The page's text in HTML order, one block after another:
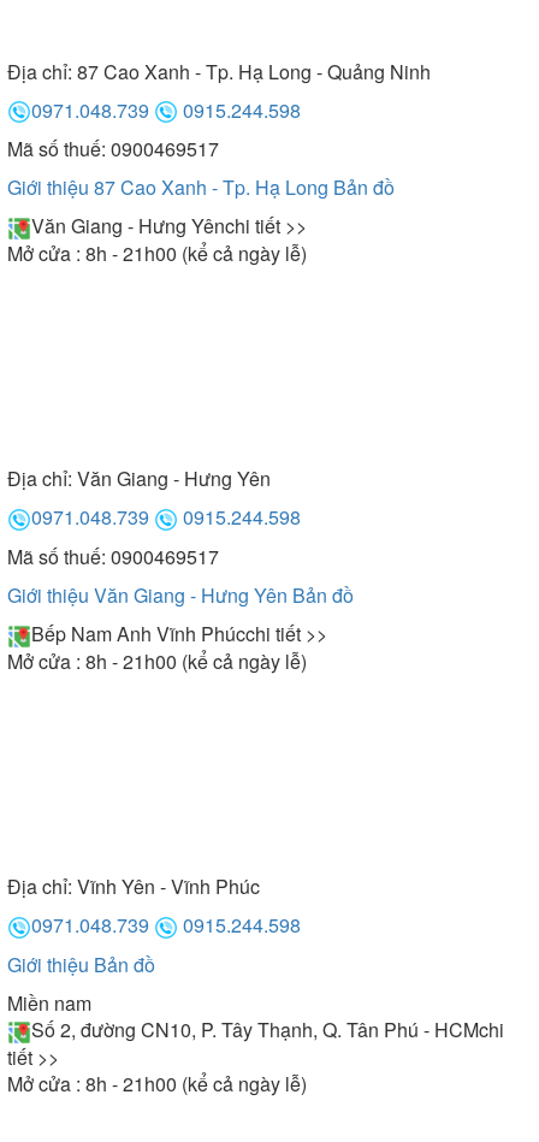
Địa chỉ: 87 Cao Xanh - Tp. Hạ Long - Quảng Ninh
0971.048.739
0915.244.598
Mã số thuế: 0900469517
Giới thiệu 87 Cao Xanh - Tp. Hạ Long Bản đồ
Văn Giang - Hưng Yênchi tiết >>
Mở cửa : 8h - 21h00 (kể cả ngày lễ)
Địa chỉ: Văn Giang - Hưng Yên
0971.048.739
0915.244.598
Mã số thuế: 0900469517
Giới thiệu Văn Giang - Hưng Yên Bản đồ
Bếp Nam Anh Vĩnh Phúcchi tiết >>
Mở cửa : 8h - 21h00 (kể cả ngày lễ)
Địa chỉ: Vĩnh Yên - Vĩnh Phúc
0971.048.739
0915.244.598
Giới thiệu Bản đồ
Miền nam
Số 2, đường CN10, P. Tây Thạnh, Q. Tân Phú - HCMchi
tiết >>
Mở cửa : 8h - 21h00 (kể cả ngày lễ)